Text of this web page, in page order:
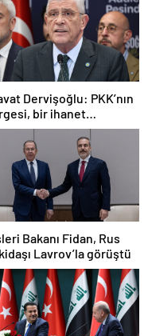
Dervişoğlu: PKK’nın
bir ihanet
Bakanı Fidan, Rus
Lavrov’la görüştü